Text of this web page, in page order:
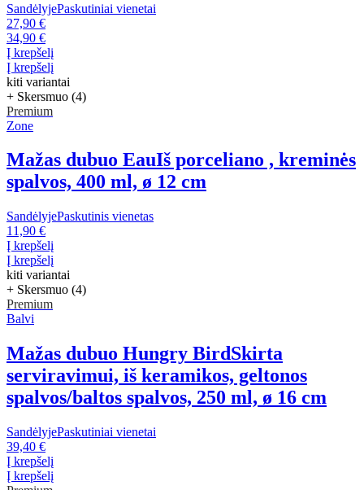
SandėlyjePaskutiniai vienetai
27,90 €
34,90 €
Į krepšelį
Į krepšelį
kiti variantai
+ Skersmuo (4)
Premium
Zone
Mažas dubuo EauIš porceliano , kreminės
spalvos, 400 ml, ø 12 cm
SandėlyjePaskutinis vienetas
11,90 €
Į krepšelį
Į krepšelį
kiti variantai
+ Skersmuo (4)
Premium
Balvi
Mažas dubuo Hungry BirdSkirta
serviravimui, iš keramikos, geltonos
spalvos/baltos spalvos, 250 ml, ø 16 cm
SandėlyjePaskutiniai vienetai
39,40 €
Į krepšelį
Į krepšelį